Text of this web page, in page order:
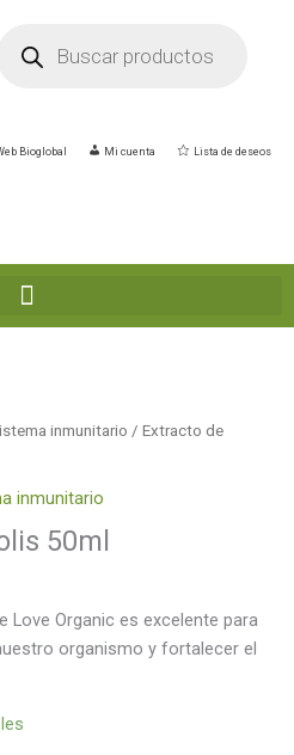
productos
Bioglobal Mi cuenta Lista de deseos
inmunitario / Extracto de
inmunitario
50ml
Love Organic es excelente para
organismo y fortalecer el